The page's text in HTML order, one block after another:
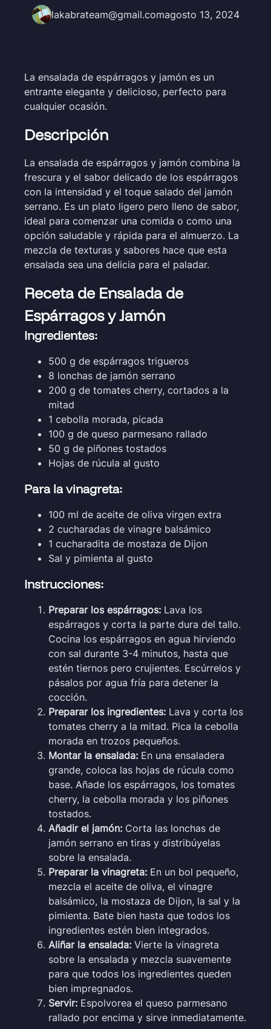
lakabrateam@gmail.comagosto 13, 2024
La ensalada de espárragos y jamón es un
entrante elegante y delicioso, perfecto para
cualquier ocasión.
Descripción
La ensalada de espárragos y jamón combina la
frescura y el sabor delicado de los espárragos
con la intensidad y el toque salado del jamón
serrano. Es un plato ligero pero lleno de sabor,
ideal para comenzar una comida o como una
opción saludable y rápida para el almuerzo. La
mezcla de texturas y sabores hace que esta
ensalada sea una delicia para el paladar.
Receta de Ensalada de
Espárragos y Jamón
Ingredientes:
500 g de espárragos trigueros
8 lonchas de jamón serrano
200 g de tomates cherry, cortados a la
mitad
1 cebolla morada, picada
100 g de queso parmesano rallado
50 g de piñones tostados
Hojas de rúcula al gusto
Para la vinagreta:
100 ml de aceite de oliva virgen extra
2 cucharadas de vinagre balsámico
1 cucharadita de mostaza de Dijon
Sal y pimienta al gusto
Instrucciones:
Preparar los espárragos: Lava los
espárragos y corta la parte dura del tallo.
Cocina los espárragos en agua hirviendo
con sal durante 3-4 minutos, hasta que
estén tiernos pero crujientes. Escúrrelos y
pásalos por agua fría para detener la
cocción.
Preparar los ingredientes: Lava y corta los
tomates cherry a la mitad. Pica la cebolla
morada en trozos pequeños.
Montar la ensalada: En una ensaladera
grande, coloca las hojas de rúcula como
base. Añade los espárragos, los tomates
cherry, la cebolla morada y los piñones
tostados.
Añadir el jamón: Corta las lonchas de
jamón serrano en tiras y distribúyelas
sobre la ensalada.
Preparar la vinagreta: En un bol pequeño,
mezcla el aceite de oliva, el vinagre
balsámico, la mostaza de Dijon, la sal y la
pimienta. Bate bien hasta que todos los
ingredientes estén bien integrados.
Aliñar la ensalada: Vierte la vinagreta
sobre la ensalada y mezcla suavemente
para que todos los ingredientes queden
bien impregnados.
Servir: Espolvorea el queso parmesano
rallado por encima y sirve inmediatamente.